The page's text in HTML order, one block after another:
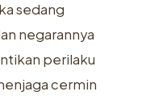
sedang
negarannya
perilaku
cermin